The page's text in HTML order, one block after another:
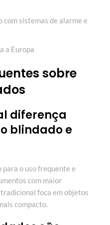
sistemas de alarme e
a Europa
sobre
diferença
blindado e
o uso frequente e
com maior
foca em objetos
compacto.